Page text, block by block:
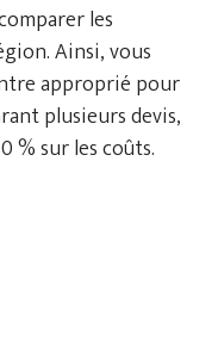
les
Ainsi, vous
approprié pour
plusieurs devis,
% sur les coûts.